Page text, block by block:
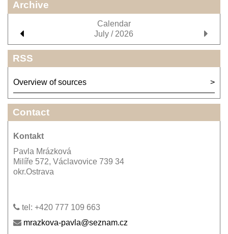
Archive
Calendar
July / 2026
RSS
Overview of sources
Contact
Kontakt
Pavla Mrázková
Milíře 572, Václavovice 739 34
okr.Ostrava
tel: +420 777 109 663
mrazkova-pavla@seznam.cz